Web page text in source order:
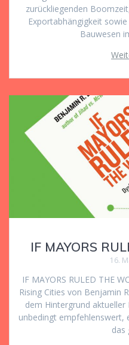
zurückliegenden
Exportabhängigkeit
Bauwesen
IF MAYORS
16.
IF MAYORS RULED THE
Rising Cities von Benjamin
dem Hintergrund aktueller
unbedingt empfehlenswert,
das